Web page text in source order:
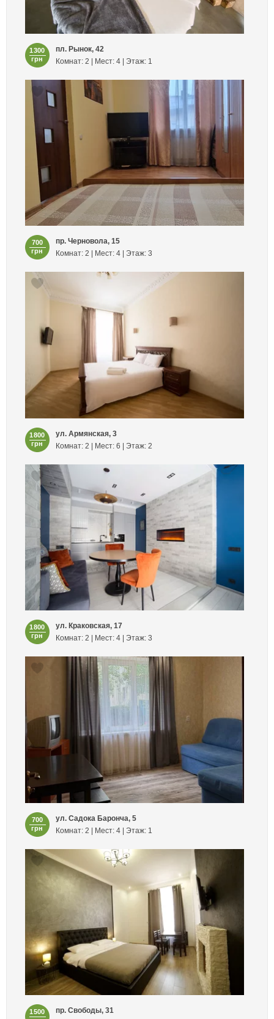
1300
грн
пл. Рынок, 42
Комнат: 2 | Мест: 4 | Этаж: 1
700
грн
пр. Черновола, 15
Комнат: 2 | Мест: 4 | Этаж: 3
1800
грн
ул. Армянская, 3
Комнат: 2 | Мест: 6 | Этаж: 2
1800
грн
ул. Краковская, 17
Комнат: 2 | Мест: 4 | Этаж: 3
700
грн
ул. Садока Баронча, 5
Комнат: 2 | Мест: 4 | Этаж: 1
1500
пр. Свободы, 31